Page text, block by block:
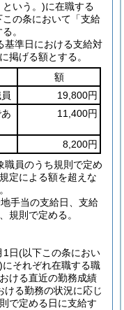
いう。)に在職する
の条において「支給
。
基準日における支給対
に掲げる額とする。
額
19,800円
11,400円
8,200円
職員のうち規則で定め
定による額を超えな
手当の支給日、支給
規則で定める。
1日(以下この条におい
にそれぞれ在職する職
ける直近の勤務成績
ける勤務の状況に応じ
で定める日に支給す